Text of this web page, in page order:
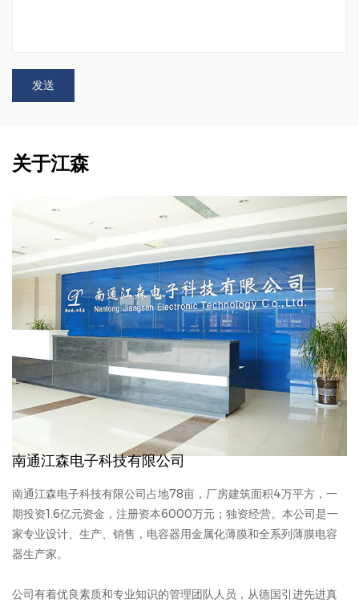
关于江森
南通江森电子科技有限公司
南通江森电子科技有限公司占地78亩，厂房建筑面积4万平方，一
期投资1.6亿元资金，注册资本6000万元；独资经营。本公司是一
家专业设计、生产、销售，电容器用金属化薄膜和全系列薄膜电容
器生产家。
公司有着优良素质和专业知识的管理团队人员，从德国引进先进真